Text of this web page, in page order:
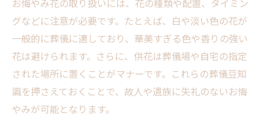
お悔やみ花の取り扱いには、花の種類や配置、タイミン
グなどに注意が必要です。たとえば、白や淡い色の花が
一般的に葬儀に適しており、華美すぎる色や香りの強い
花は避けられます。さらに、供花は葬儀場や自宅の指定
された場所に置くことがマナーです。これらの葬儀豆知
識を押さえておくことで、故人や遺族に失礼のないお悔
やみが可能となります。